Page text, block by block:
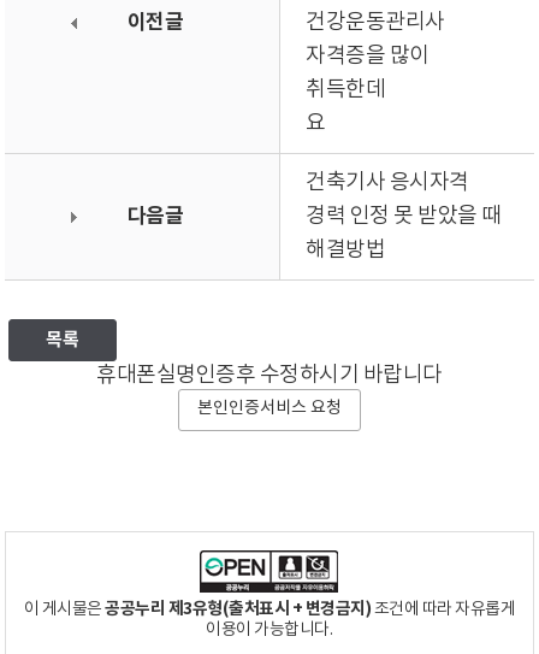
이전글
건강운동관리사
자격증을 많이
취득한데
요
다음글
건축기사 응시자격
경력 인정 못 받았을 때
해결방법
목록
휴대폰실명인증후 수정하시기 바랍니다
본인인증서비스 요청
이 게시물은공공누리 제3유형(출처표시 + 변경금지)조건에 따라 자유롭게
이용이 가능합니다.